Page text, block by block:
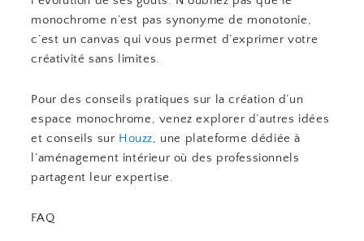
monochrome n’est pas synonyme de monotonie,
c’est un canvas qui vous permet d’exprimer votre
créativité sans limites.
Pour des conseils pratiques sur la création d’un
espace monochrome, venez explorer d’autres idées
et conseils sur Houzz, une plateforme dédiée à
l’aménagement intérieur où des professionnels
partagent leur expertise.
FAQ